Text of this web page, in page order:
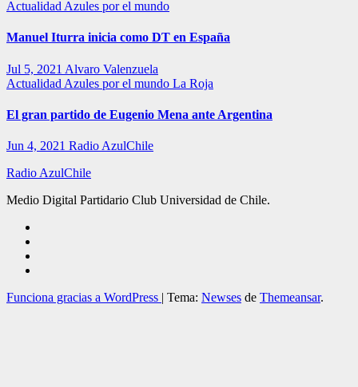
Actualidad Azules por el mundo
Manuel Iturra inicia como DT en España
Jul 5, 2021 Alvaro Valenzuela
Actualidad Azules por el mundo La Roja
El gran partido de Eugenio Mena ante Argentina
Jun 4, 2021 Radio AzulChile
Radio AzulChile
Medio Digital Partidario Club Universidad de Chile.
Funciona gracias a WordPress | Tema: Newses de Themeansar.